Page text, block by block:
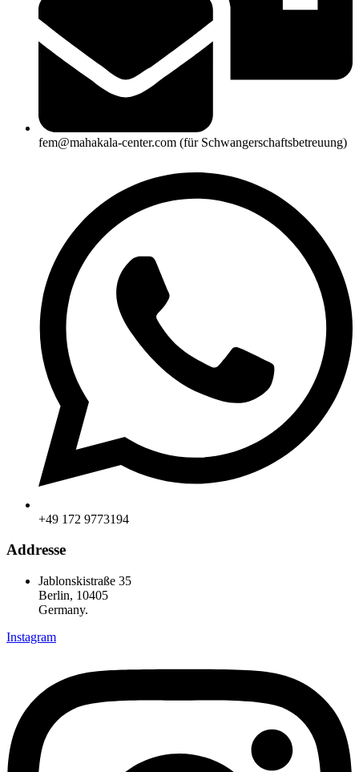
fem@mahakala-center.com (für Schwangerschaftsbetreuung)
+49 172 9773194
Addresse
Jablonskistraße 35
Berlin, 10405
Germany.
Instagram